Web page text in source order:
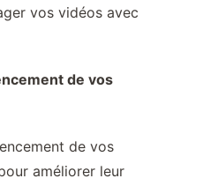
vos vidéos avec
de vos
de vos
améliorer leur